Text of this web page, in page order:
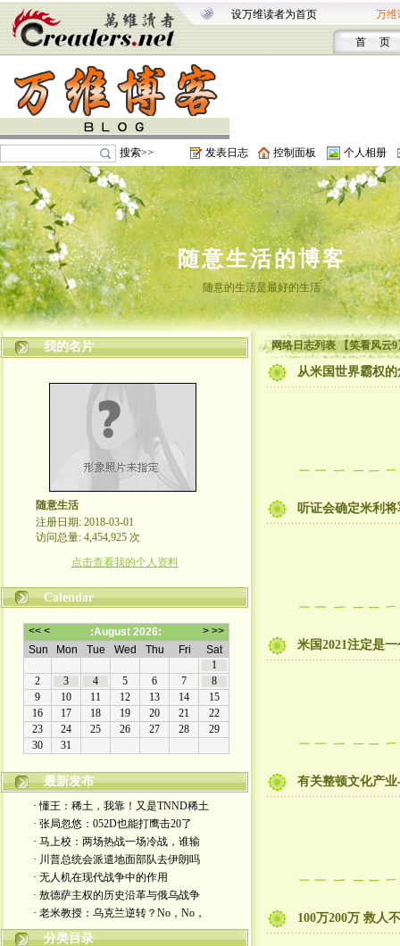
设万维读者为首页 万维
首 页
搜索>> 发表日志 控制面板 个人相册
随意生活的博客
随意的生活是最好的生活
我的名片
随意生活
注册日期: 2018-03-01
访问总量: 4,454,925 次
点击查看我的个人资料
Calendar
最新发布
· 懂王：稀土，我靠！又是TNND稀土
· 张局忽悠：052D也能打鹰击20了
· 马上校：两场热战一场冷战，谁输
· 川普总统会派遣地面部队去伊朗吗
· 无人机在现代战争中的作用
· 敖德萨主权的历史沿革与俄乌战争
· 老米教授：乌克兰逆转？No，No，
分类目录
网络日志列表 【笑看风云9
从米国世界霸权
听证会确定米利
米国2021注定是
有关整顿文化产
100万200万 救人